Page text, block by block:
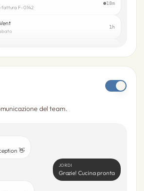
fattura F-0142
18m
1h
del team.
👋
JORDI
Grazie! Cucina pronta